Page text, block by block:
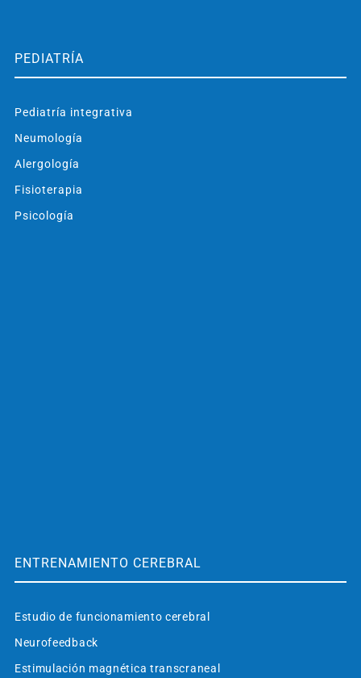
PEDIATRÍA
Pediatría integrativa
Neumología
Alergología
Fisioterapia
Psicología
ENTRENAMIENTO CEREBRAL
Estudio de funcionamiento cerebral
Neurofeedback
Estimulación magnética transcraneal